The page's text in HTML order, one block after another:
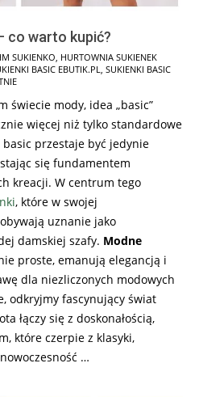
co warto kupić?
SUKIENKO, HURTOWNIA SUKIENEK
BASIC EBUTIK.PL, SUKIENKI BASIC
świecie mody, idea „basic”
więcej niż tylko standardowe
basic przestaje być jedynie
się fundamentem
kreacji. W centrum tego
, które w swojej
uznanie jako
damskiej szafy. Modne
proste, emanują elegancją i
dla niezliczonych modowych
odkryjmy fascynujący świat
łączy się z doskonałością,
które czerpie z klasyki,
…